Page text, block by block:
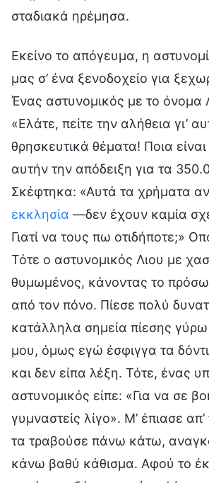
σταδιακά ηρέμησα.
Εκείνο το απόγευμα, η
μας σ’ ένα ξενοδοχείο για
Ένας αστυνομικός με το όνομα
«Ελάτε, πείτε την αλήθεια γι’
θρησκευτικά θέματα! Ποια
αυτήν την απόδειξη για τα
Σκέφτηκα: «Αυτά τα χρήματα
εκκλησία —δεν έχουν καμία
Γιατί να τους πω οτιδήποτε;»
Τότε ο αστυνομικός Λιου με
θυμωμένος, κάνοντας το
από τον πόνο. Πίεσε πολύ
κατάλληλα σημεία πίεσης
μου, όμως εγώ έσφιγγα τα
και δεν είπα λέξη. Τότε, ένας
αστυνομικός είπε: «Για να σε
γυμναστείς λίγο». Μ’ έπιασε
τα τραβούσε πάνω κάτω,
κάνω βαθύ κάθισμα. Αφού το